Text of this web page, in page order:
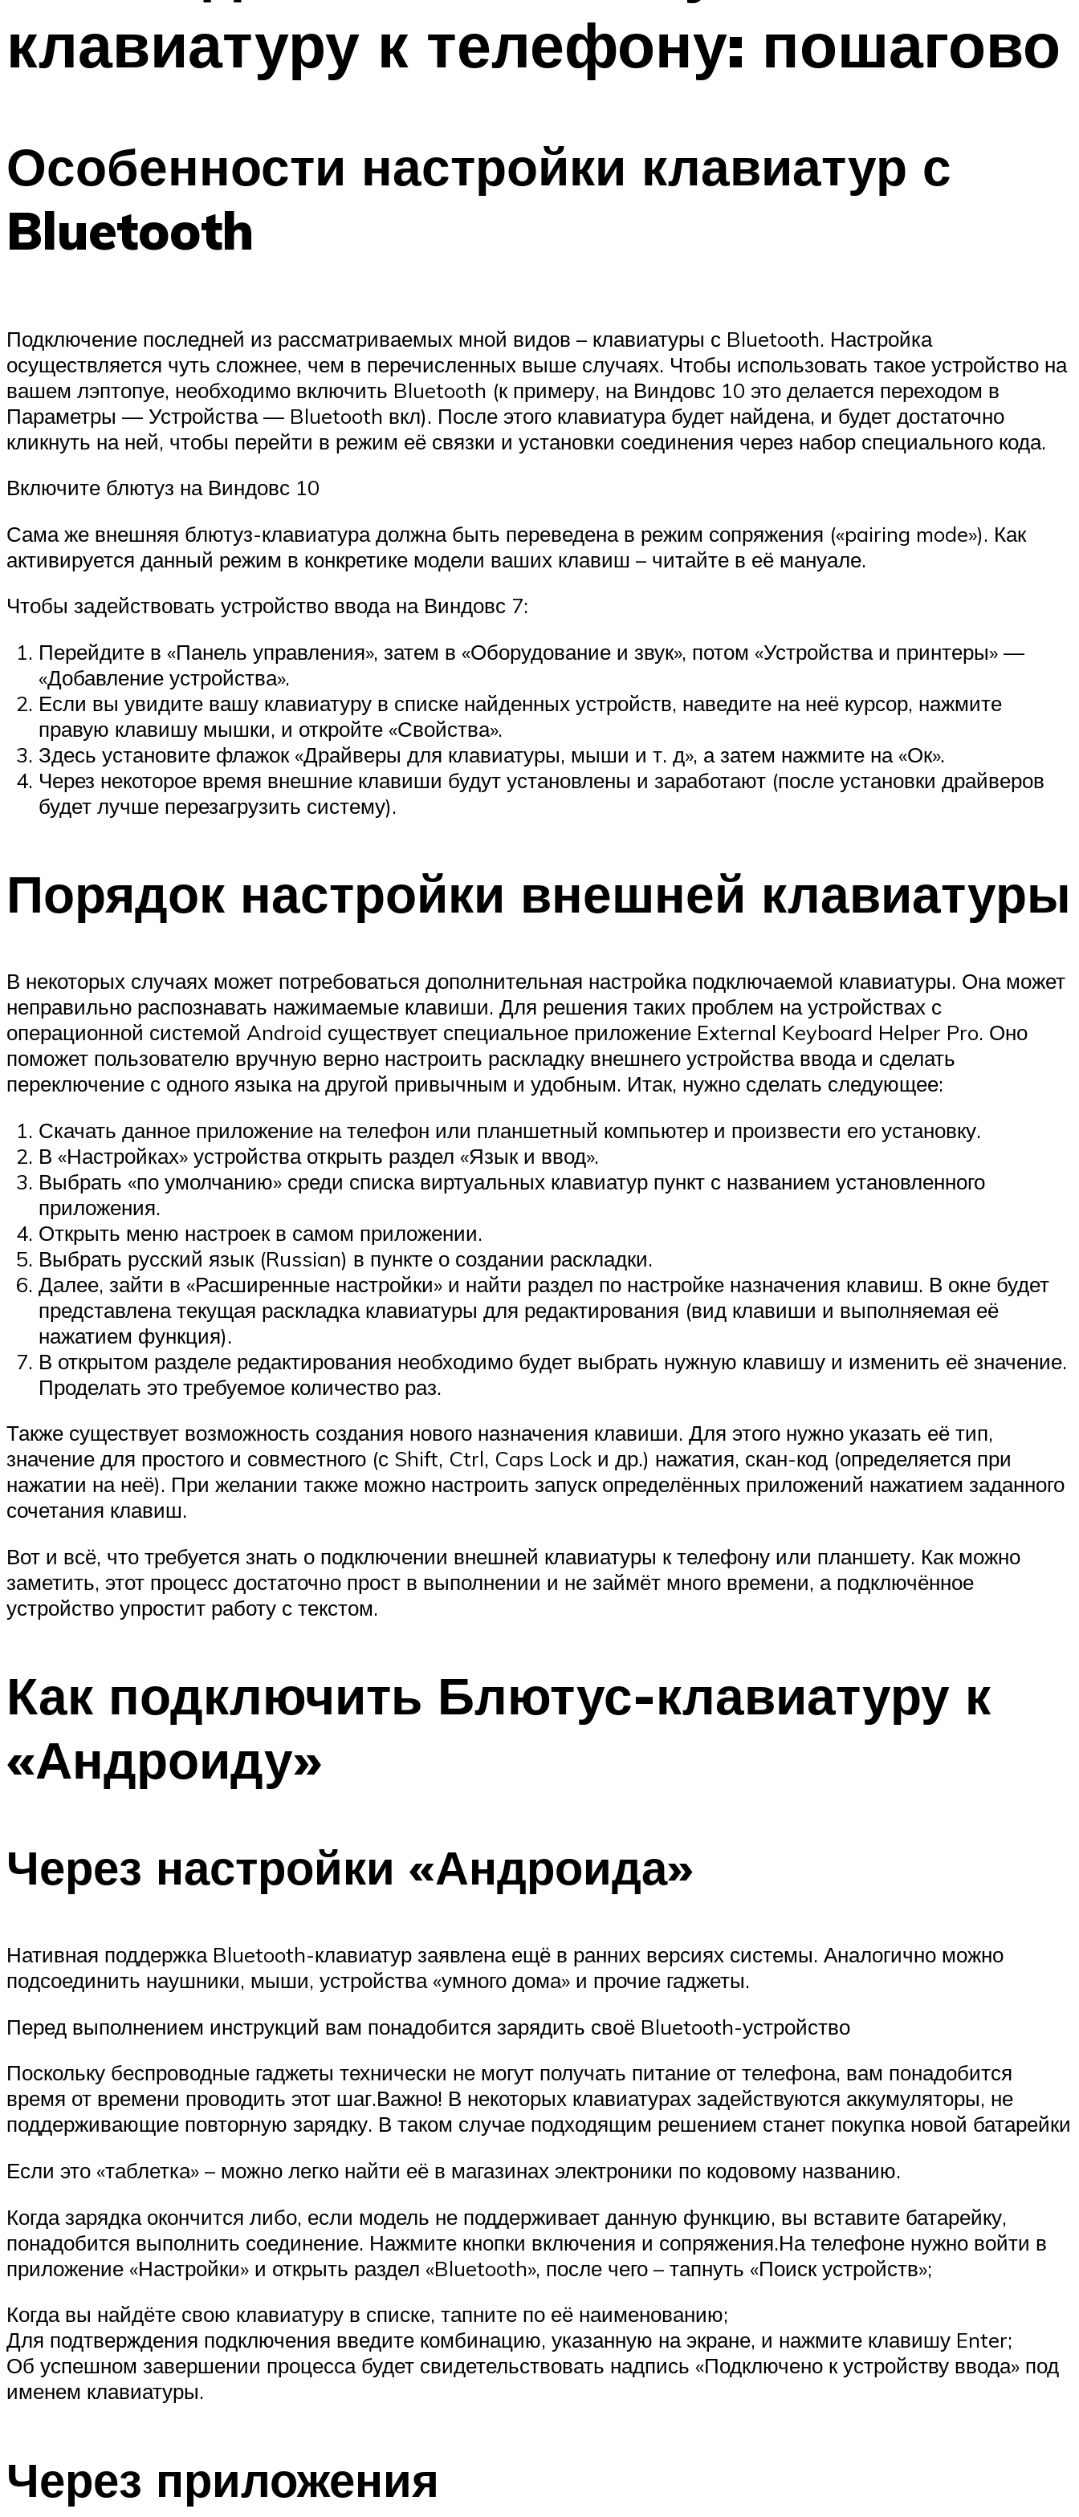
клавиатуру к телефону: пошагово
Особенности настройки клавиатур с
Bluetooth
Подключение последней из рассматриваемых мной видов – клавиатуры с Bluetooth. Настройка
осуществляется чуть сложнее, чем в перечисленных выше случаях. Чтобы использовать такое устройство на
вашем лэптопуе, необходимо включить Bluetooth (к примеру, на Виндовс 10 это делается переходом в
Параметры — Устройства — Bluetooth вкл). После этого клавиатура будет найдена, и будет достаточно
кликнуть на ней, чтобы перейти в режим её связки и установки соединения через набор специального кода.
Включите блютуз на Виндовс 10
Сама же внешняя блютуз-клавиатура должна быть переведена в режим сопряжения («pairing mode»). Как
активируется данный режим в конкретике модели ваших клавиш – читайте в её мануале.
Чтобы задействовать устройство ввода на Виндовс 7:
Перейдите в «Панель управления», затем в «Оборудование и звук», потом «Устройства и принтеры» —
«Добавление устройства».
Если вы увидите вашу клавиатуру в списке найденных устройств, наведите на неё курсор, нажмите
правую клавишу мышки, и откройте «Свойства».
Здесь установите флажок «Драйверы для клавиатуры, мыши и т. д», а затем нажмите на «Ок».
Через некоторое время внешние клавиши будут установлены и заработают (после установки драйверов
будет лучше перезагрузить систему).
Порядок настройки внешней клавиатуры
В некоторых случаях может потребоваться дополнительная настройка подключаемой клавиатуры. Она может
неправильно распознавать нажимаемые клавиши. Для решения таких проблем на устройствах с
операционной системой Android существует специальное приложение External Keyboard Helper Pro. Оно
поможет пользователю вручную верно настроить раскладку внешнего устройства ввода и сделать
переключение с одного языка на другой привычным и удобным. Итак, нужно сделать следующее:
Скачать данное приложение на телефон или планшетный компьютер и произвести его установку.
В «Настройках» устройства открыть раздел «Язык и ввод».
Выбрать «по умолчанию» среди списка виртуальных клавиатур пункт с названием установленного
приложения.
Открыть меню настроек в самом приложении.
Выбрать русский язык (Russian) в пункте о создании раскладки.
Далее, зайти в «Расширенные настройки» и найти раздел по настройке назначения клавиш. В окне будет
представлена текущая раскладка клавиатуры для редактирования (вид клавиши и выполняемая её
нажатием функция).
В открытом разделе редактирования необходимо будет выбрать нужную клавишу и изменить её значение.
Проделать это требуемое количество раз.
Также существует возможность создания нового назначения клавиши. Для этого нужно указать её тип,
значение для простого и совместного (с Shift, Ctrl, Caps Lock и др.) нажатия, скан-код (определяется при
нажатии на неё). При желании также можно настроить запуск определённых приложений нажатием заданного
сочетания клавиш.
Вот и всё, что требуется знать о подключении внешней клавиатуры к телефону или планшету. Как можно
заметить, этот процесс достаточно прост в выполнении и не займёт много времени, а подключённое
устройство упростит работу с текстом.
Как подключить Блютус-клавиатуру к
«Андроиду»
Через настройки «Андроида»
Нативная поддержка Bluetooth-клавиатур заявлена ещё в ранних версиях системы. Аналогично можно
подсоединить наушники, мыши, устройства «умного дома» и прочие гаджеты.
Перед выполнением инструкций вам понадобится зарядить своё Bluetooth-устройство
Поскольку беспроводные гаджеты технически не могут получать питание от телефона, вам понадобится
время от времени проводить этот шаг.Важно! В некоторых клавиатурах задействуются аккумуляторы, не
поддерживающие повторную зарядку. В таком случае подходящим решением станет покупка новой батарейки
Если это «таблетка» – можно легко найти её в магазинах электроники по кодовому названию.
Когда зарядка окончится либо, если модель не поддерживает данную функцию, вы вставите батарейку,
понадобится выполнить соединение. Нажмите кнопки включения и сопряжения.На телефоне нужно войти в
приложение «Настройки» и открыть раздел «Bluetooth», после чего – тапнуть «Поиск устройств»;
Когда вы найдёте свою клавиатуру в списке, тапните по её наименованию;
Для подтверждения подключения введите комбинацию, указанную на экране, и нажмите клавишу Enter;
Об успешном завершении процесса будет свидетельствовать надпись «Подключено к устройству ввода» под
именем клавиатуры.
Через приложения